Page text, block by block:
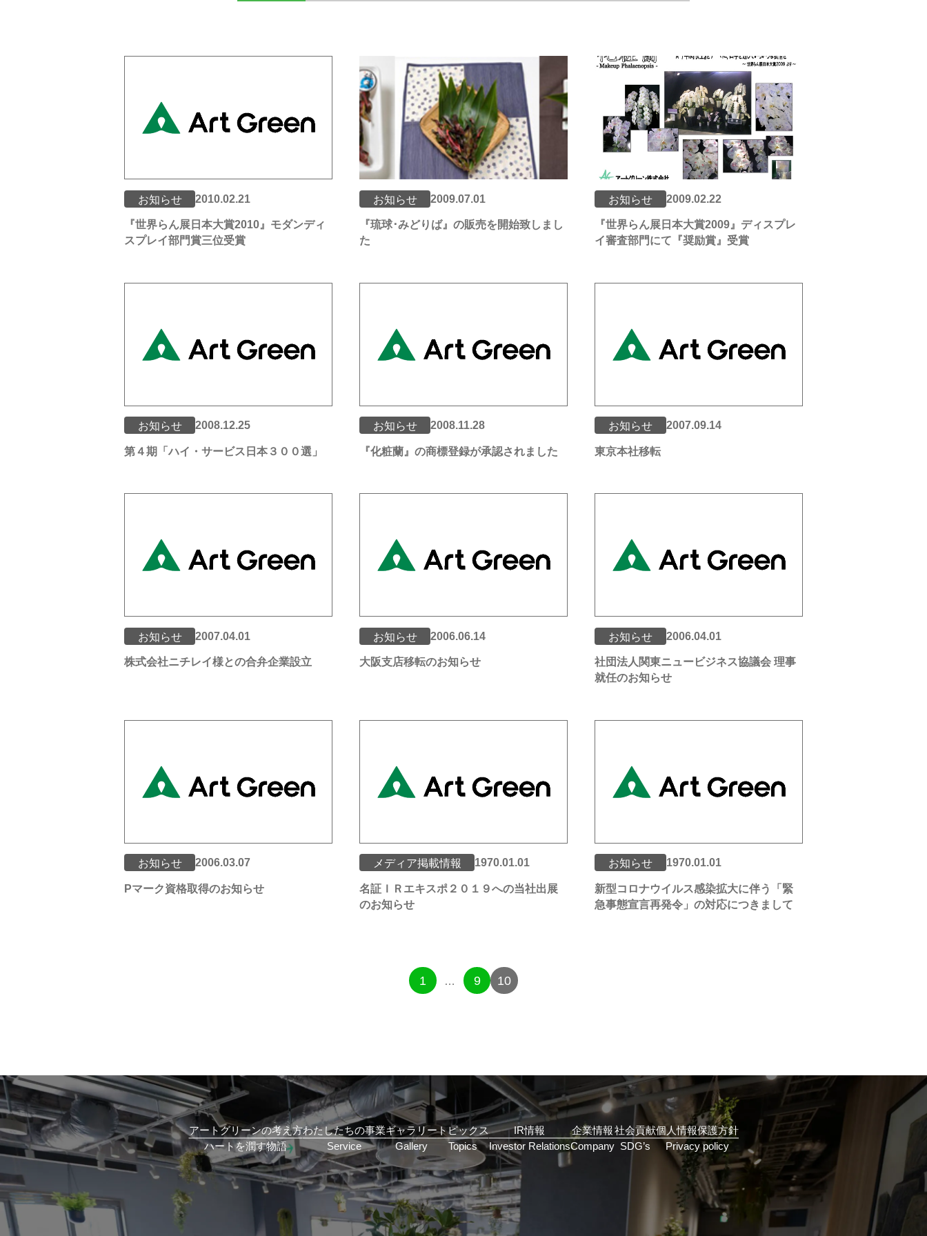
お知らせ 2010.02.21
『世界らん展日本大賞2010』モダンディ
スプレイ部門賞三位受賞
お知らせ 2009.07.01
『琉球･みどりば』の販売を開始致しまし
た
お知らせ 2009.02.22
『世界らん展日本大賞2009』ディスプレ
イ審査部門にて『奨励賞』受賞
お知らせ 2008.12.25
第４期「ハイ・サービス日本３００選」
お知らせ 2008.11.28
『化粧蘭』の商標登録が承認されました
お知らせ 2007.09.14
東京本社移転
お知らせ 2007.04.01
株式会社ニチレイ様との合弁企業設立
お知らせ 2006.06.14
大阪支店移転のお知らせ
お知らせ 2006.04.01
社団法人関東ニュービジネス協議会 理事
就任のお知らせ
お知らせ 2006.03.07
Pマーク資格取得のお知らせ
メディア掲載情報 1970.01.01
名証ＩＲエキスポ２０１９への当社出展
のお知らせ
お知らせ 1970.01.01
新型コロナウイルス感染拡大に伴う「緊
急事態宣言再発令」の対応につきまして
り
1 … 9 10
アートグリーンの考え方わたしたちの事業ギャラリートピックス IR情報 企業情報社会貢献個人情報保護方針